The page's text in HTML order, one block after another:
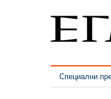
Специални